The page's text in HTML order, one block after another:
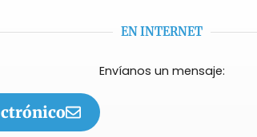
EN INTERNET
Envíanos un mensaje: